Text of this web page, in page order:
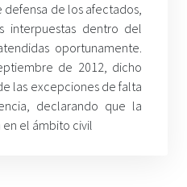
de los afectados,
interpuestas dentro del
oportunamente.
de 2012, dicho
las excepciones de falta
declarando que la
el ámbito civil